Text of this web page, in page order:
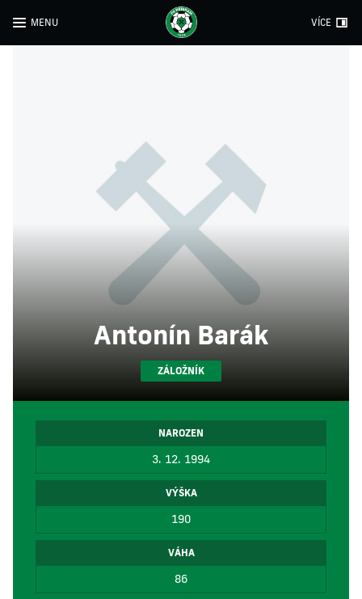
MENU VÍCE
Antonín Barák
ZÁLOŽNÍK
NAROZEN
3. 12. 1994
VÝŠKA
190
VÁHA
86